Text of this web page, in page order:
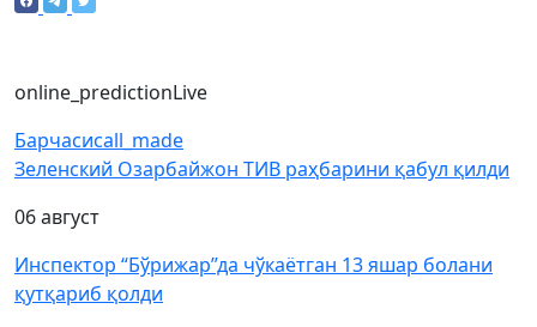
online_predictionLive
Барчасиcall_made
Зеленский Озарбайжон ТИВ раҳбарини қабул қилди
06 август
Инспектор “Бўрижар”да чўкаётган 13 яшар болани
қутқариб қолди